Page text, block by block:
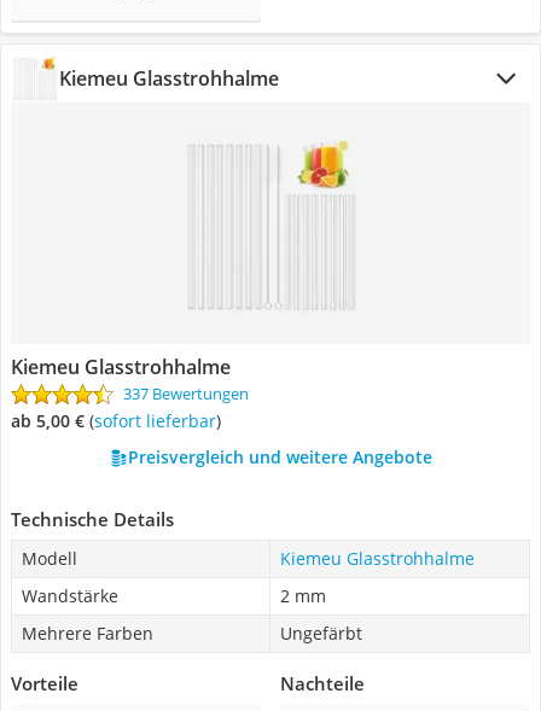
Kiemeu Glasstrohhalme
Kiemeu Glasstrohhalme
337 Bewertungen
ab 5,00 € ( Sofort lieferbar)
Preisvergleich und weitere Angebote
Technische Details
Modell
Kiemeu Glasstrohhalme
Wandstärke
2 mm
Mehrere Farben
Ungefärbt
Vorteile Nachteile